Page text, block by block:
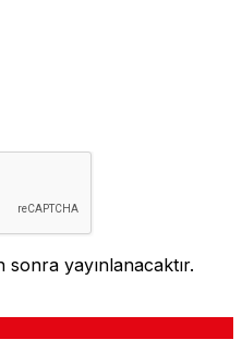
yayınlanacaktır.